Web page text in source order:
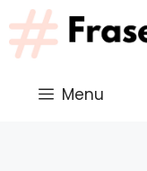
Saltar
al
contenido
Menu